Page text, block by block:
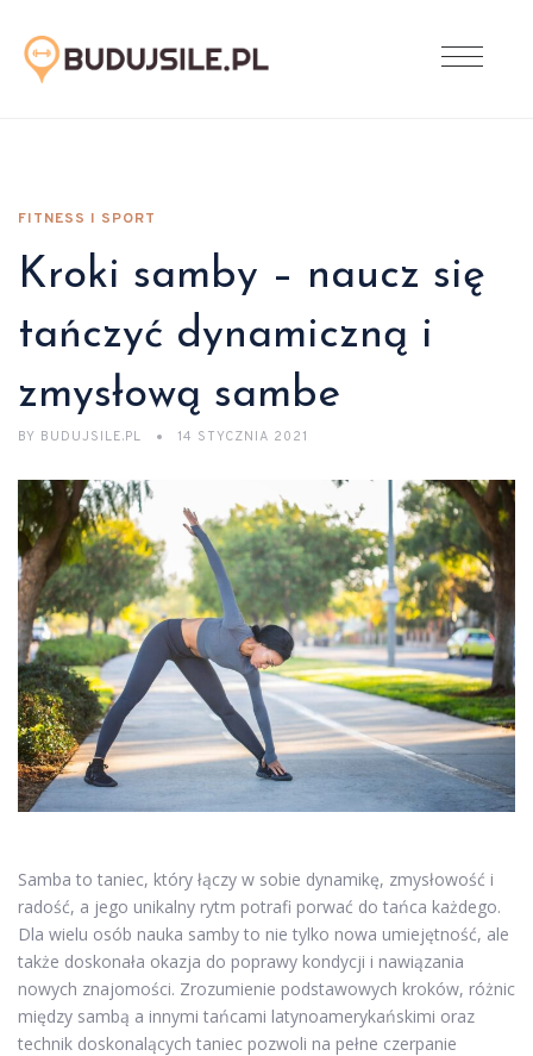
FITNESS I SPORT
Kroki samby – naucz się
tańczyć dynamiczną i
zmysłową sambe
BY BUDUJSILE.PL 14 STYCZNIA 2021
Samba to taniec, który łączy w sobie dynamikę, zmysłowość i
radość, a jego unikalny rytm potrafi porwać do tańca każdego.
Dla wielu osób nauka samby to nie tylko nowa umiejętność, ale
także doskonała okazja do poprawy kondycji i nawiązania
nowych znajomości. Zrozumienie podstawowych kroków, różnic
między sambą a innymi tańcami latynoamerykańskimi oraz
technik doskonalących taniec pozwoli na pełne czerpanie